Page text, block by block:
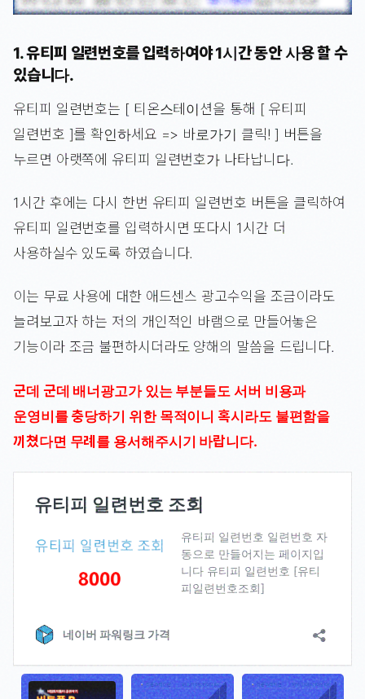
1. 유티피 일련번호를 입력하여야 1시간 동안 사용 할 수
있습니다.
유티피 일련번호는 [ 티온스테이션을 통해 [ 유티피
일련번호 ]를 확인하세요 => 바로가기 클릭! ] 버튼을
누르면 아랫쪽에 유티피 일련번호가 나타납니다.
1시간 후에는 다시 한번 유티피 일련번호 버튼을 클릭하여
유티피 일련번호를 입력하시면 또다시 1시간 더
사용하실수 있도록 하였습니다.
이는 무료 사용에 대한 애드센스 광고수익을 조금이라도
늘려보고자 하는 저의 개인적인 바램으로 만들어놓은
기능이라 조금 불편하시더라도 양해의 말씀을 드립니다.
군데 군데 배너광고가 있는 부분들도 서버 비용과
운영비를 충당하기 위한 목적이니 혹시라도 불편함을
끼쳤다면 무례를 용서해주시기 바랍니다.